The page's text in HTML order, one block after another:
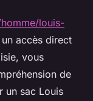
louis-
accès direct
vous
de
un sac Louis